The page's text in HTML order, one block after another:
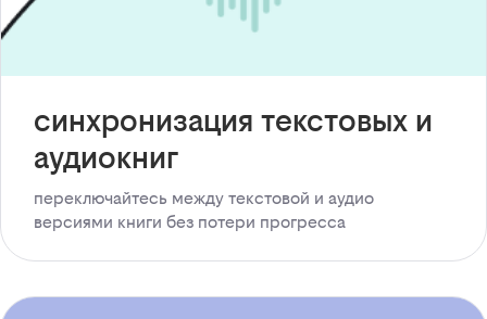
синхронизация текстовых и
аудиокниг
переключайтесь между текстовой и аудио
версиями книги без потери прогресса